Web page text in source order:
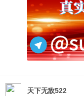
天下无敌522